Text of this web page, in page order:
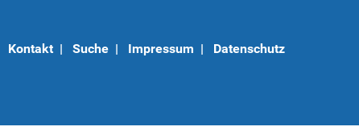
Kontakt | Suche | Impressum | Datenschutz